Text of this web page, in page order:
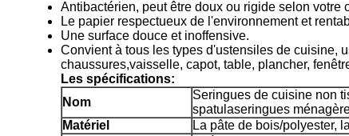
Antibactérien, peut être doux ou rigide selon votre
Le papier respectueux de l'environnement et
Une surface douce et inoffensive.
Convient à tous les types d'ustensiles de cuisine,
chaussures,vaisselle, capot, table, plancher,
Les spécifications:
Nom
Seringues de cuisine non
spatulaseringues
Matériel
La pâte de bois/polyester,